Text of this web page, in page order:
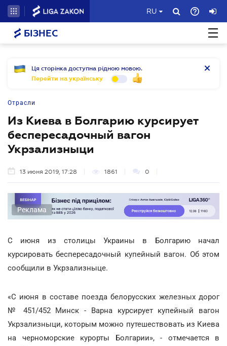
RU
БІЗНЕС
Ця сторінка доступна рідною мовою.
Перейти на українську
Отрасли
Из Киева в Болгарию курсирует
беспересадочный вагон
Укрзализныци
13 июня 2019, 17:28 1861 0
Реклама
С июня из столицы Украины в Болгарию начал
курсировать беспересадочный купейный вагон. Об этом
сообщили в Укрзализныце.
«С июня в составе поезда белорусских железных дорог
№ 451/452 Минск - Варна курсирует купейный вагон
Укрзализныци, которым можно путешествовать из Киева
на черноморские курорты Болгарии», - отмечается в